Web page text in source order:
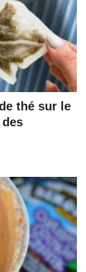
thé sur le